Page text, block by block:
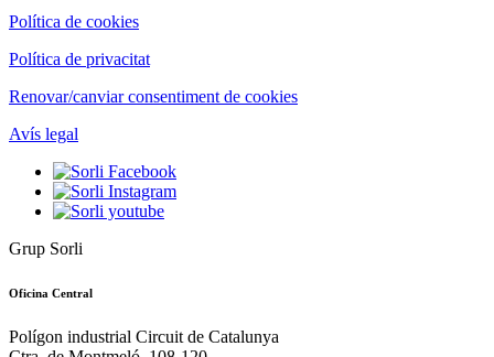
Política de cookies
Política de privacitat
Renovar/canviar consentiment de cookies
Avís legal
Grup Sorli
Oficina Central
Polígon industrial Circuit de Catalunya